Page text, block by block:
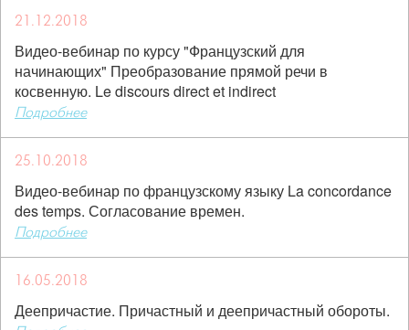
21.12.2018
Видео-вебинар по курсу "Французский для
начинающих" Преобразование прямой речи в
косвенную. Le discours direct et indirect
Подробнее
25.10.2018
Видео-вебинар по французскому языку La concordance
des temps. Согласование времен.
Подробнее
16.05.2018
Деепричастие. Причастный и деепричастный обороты.